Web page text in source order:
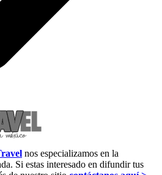
nos especializamos en la
Si estas interesado en difundir tus